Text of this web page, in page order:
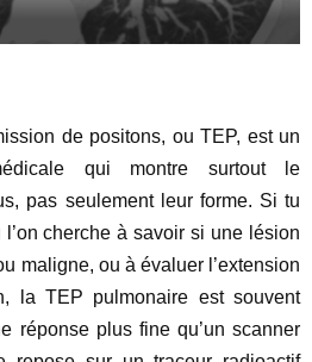
de positons, ou TEP, est un
qui montre surtout le
pas seulement leur forme. Si tu
cherche à savoir si une lésion
maligne, ou à évaluer l’extension
la TEP pulmonaire est souvent
réponse plus fine qu’un scanner